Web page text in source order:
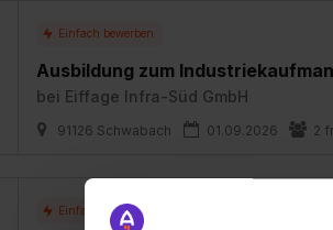
Ausbildung zum
bei Eiffage Infra-Süd GmbH
91126 Schwabach 01.09.2026 2